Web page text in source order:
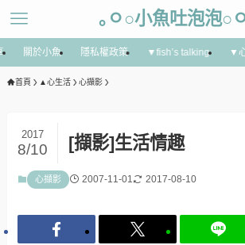
｡ㅇ○小魚吐泡泡○
關於小魚 隱私權政策 ▼fish’s talking ▼
首頁 ▲心生活 心擷影
[擷影]生活情趣
2017
8/10
心擷影 2007-11-01 2017-08-10